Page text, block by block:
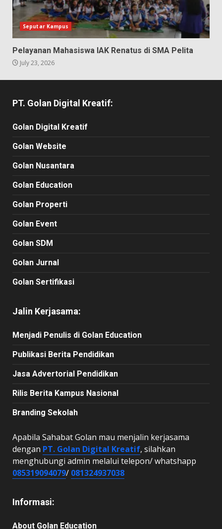
Seputar Kampus
Pelayanan Mahasiswa IAK Renatus di SMA Pelita
July 23, 2026
PT. Golan Digital Kreatif:
Golan Digital Kreatif
Golan Website
Golan Nusantara
Golan Education
Golan Properti
Golan Event
Golan SDM
Golan Jurnal
Golan Sertifikasi
Jalin Kerjasama:
Menjadi Penulis di Golan Education
Publikasi Berita Pendidikan
Jasa Advertorial Pendidikan
Rilis Berita Kampus Nasional
Branding Sekolah
Apabila Sahabat Golan mau menjalin kerjasama
dengan PT. Golan Digital Kreatif, silahkan
menghubungi admin melalui telepon/ whatshapp
085319094079/ 081324937038
Informasi:
About Golan Education